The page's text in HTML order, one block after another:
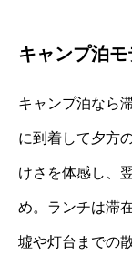
キャンプ泊モ
キャンプ泊なら
に到着して夕方
けさを体感し、
め。ランチは滞
墟や灯台までの